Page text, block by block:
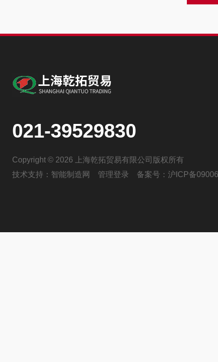
021-39529830
Copyright © 2026 上海乾拓贸易有限公司版权所有
技术支持： 智能制造网 管理登录 备案号： 沪ICP备